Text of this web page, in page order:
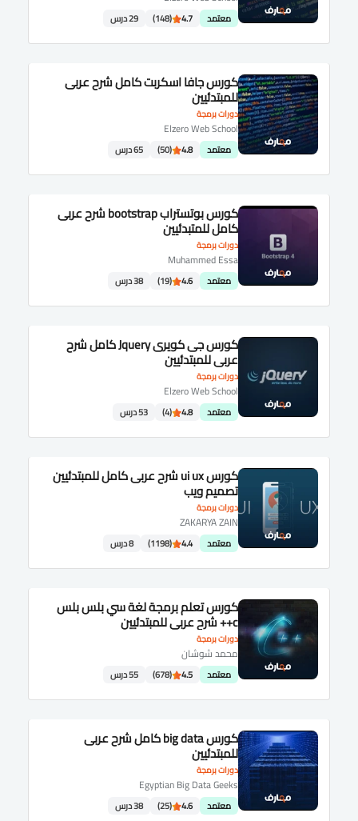
معتمد 4.7
(148) 29 درس
دورات برمجة
كورس جافا اسكربت كامل شرح عربى
للمبتدئيين
Elzero Web School
معتمد 4.8
(50) 65 درس
دورات برمجة
كورس بوتستراب bootstrap شرح عربى
كامل للمتبدئيين
Muhammed Essa
معتمد 4.6
(19) 38 درس
دورات برمجة
كورس جى كويرى Jquery كامل شرح
عربى للمبتدئيين
Elzero Web School
معتمد 4.8
(4) 53 درس
دورات برمجة
كورس ui ux شرح عربى كامل للمبتدئيين
تصميم ويب
ZAKARYA ZAIN
معتمد 4.4
(1198) 8 درس
دورات برمجة
كورس تعلم برمجة لغة سي بلس بلس
c++ شرح عربى للمبتدئيين
محمد شوشان
معتمد 4.5
(678) 55 درس
دورات برمجة
كورس big data كامل شرح عربى
للمبتدئيين
Egyptian Big Data Geeks
معتمد 4.6
(25) 38 درس